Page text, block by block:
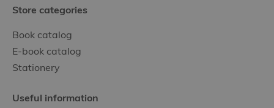
Store categories
Book catalog
E-book catalog
Stationery
Useful information